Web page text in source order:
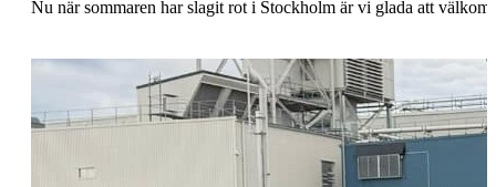
Nu när sommaren har slagit rot i Stockholm är vi glada att